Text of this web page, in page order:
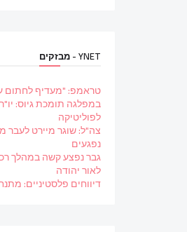
YNET - מבזקים
טראמפ: "מעדיף לחתום
במפלגה תומכת גיוס:
לפוליטיקה
צה"ל: שוגר מיירט לעבר
נפגעים
לאור יהודה
דיווחים פלסטיניים: